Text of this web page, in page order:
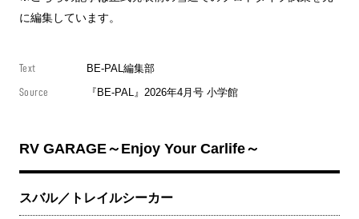
に編集しています。
Text BE-PAL編集部
Source 『BE-PAL』2026年4月号 小学館
RV GARAGE～Enjoy Your Carlife～
スバル／トレイルシーカー